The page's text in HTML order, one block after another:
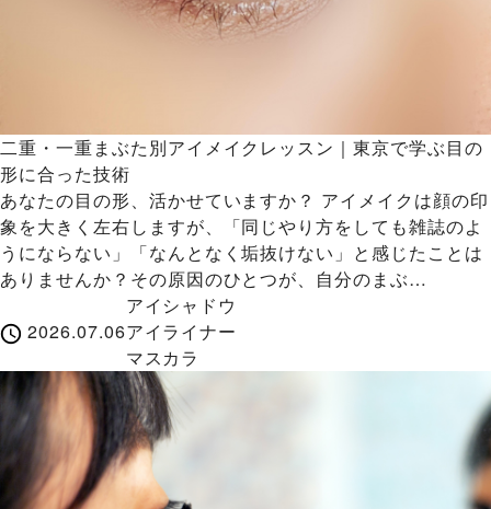
二重・一重まぶた別アイメイクレッスン｜東京で学ぶ目の
形に合った技術
あなたの目の形、活かせていますか？ アイメイクは顔の印
象を大きく左右しますが、「同じやり方をしても雑誌のよ
うにならない」「なんとなく垢抜けない」と感じたことは
ありませんか？その原因のひとつが、自分のまぶ…
2026.07.06
アイシャドウ
アイライナー
マスカラ